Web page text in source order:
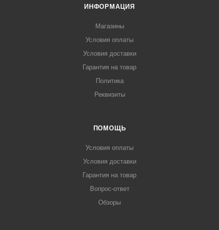
ИНФОРМАЦИЯ
Магазины
Условия оплаты
Условия доставки
Гарантия на товар
Политика
Реквизиты
ПОМОЩЬ
Условия оплаты
Условия доставки
Гарантия на товар
Вопрос-ответ
Обзоры